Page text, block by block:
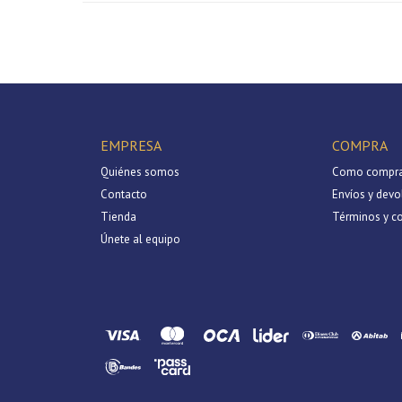
EMPRESA
Quiénes somos
Contacto
Tienda
Únete al equipo
COMPRA
Como
Envíos y
Términos y